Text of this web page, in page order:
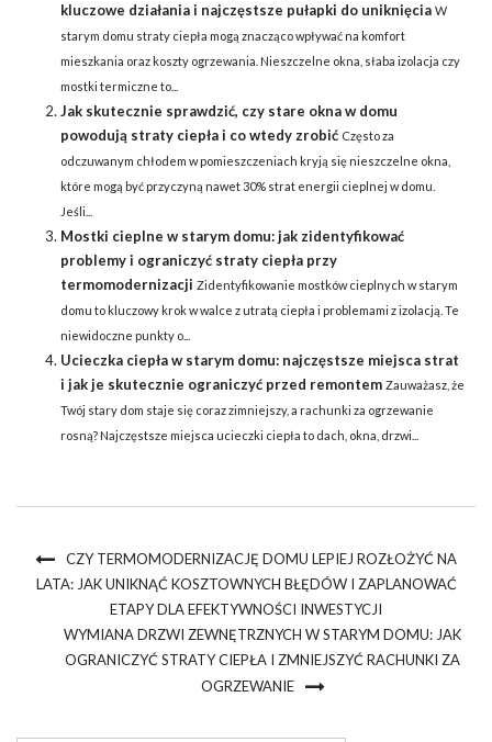
kluczowe działania i najczęstsze pułapki do uniknięcia W
starym domu straty ciepła mogą znacząco wpływać na komfort
mieszkania oraz koszty ogrzewania. Nieszczelne okna, słaba izolacja czy
mostki termiczne to...
Jak skutecznie sprawdzić, czy stare okna w domu
powodują straty ciepła i co wtedy zrobić Często za
odczuwanym chłodem w pomieszczeniach kryją się nieszczelne okna,
które mogą być przyczyną nawet 30% strat energii cieplnej w domu.
Jeśli...
Mostki cieplne w starym domu: jak zidentyfikować
problemy i ograniczyć straty ciepła przy
termomodernizacji Zidentyfikowanie mostków cieplnych w starym
domu to kluczowy krok w walce z utratą ciepła i problemami z izolacją. Te
niewidoczne punkty o...
Ucieczka ciepła w starym domu: najczęstsze miejsca strat
i jak je skutecznie ograniczyć przed remontem Zauważasz, że
Twój stary dom staje się coraz zimniejszy, a rachunki za ogrzewanie
rosną? Najczęstsze miejsca ucieczki ciepła to dach, okna, drzwi...
CZY TERMOMODERNIZACJĘ DOMU LEPIEJ ROZŁOŻYĆ NA
LATA: JAK UNIKNĄĆ KOSZTOWNYCH BŁĘDÓW I ZAPLANOWAĆ
ETAPY DLA EFEKTYWNOŚCI INWESTYCJI
WYMIANA DRZWI ZEWNĘTRZNYCH W STARYM DOMU: JAK
OGRANICZYĆ STRATY CIEPŁA I ZMNIEJSZYĆ RACHUNKI ZA
OGRZEWANIE